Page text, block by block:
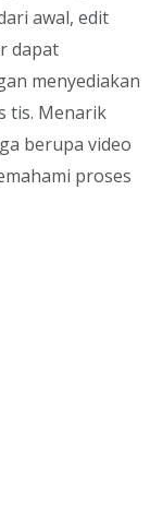
awal, edit
dapat
menyediakan
tis. Menarik
berupa video
proses